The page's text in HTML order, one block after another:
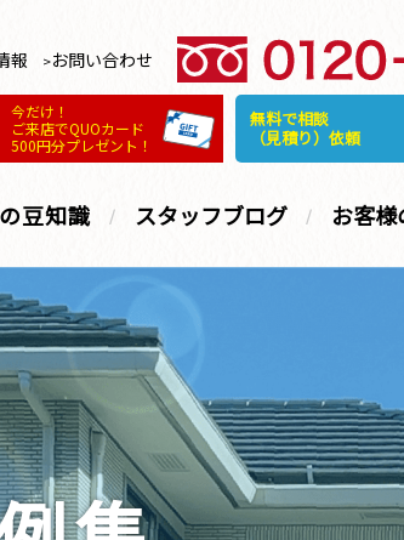
報 お問い合わせ
今だけ！
ご来店でQUOカード
500円分プレゼント！
無料で相談
（見積り）依頼
豆知識 スタッフブログ お客様